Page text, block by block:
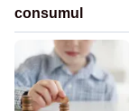
consumul